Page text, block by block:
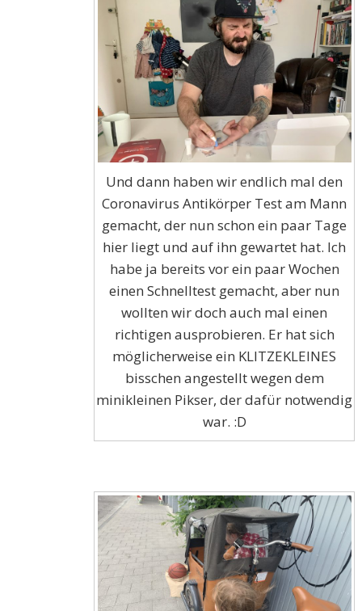
Und dann haben wir endlich mal den
Coronavirus Antikörper Test am Mann
gemacht, der nun schon ein paar Tage
hier liegt und auf ihn gewartet hat. Ich
habe ja bereits vor ein paar Wochen
einen Schnelltest gemacht, aber nun
wollten wir doch auch mal einen
richtigen ausprobieren. Er hat sich
möglicherweise ein KLITZEKLEINES
bisschen angestellt wegen dem
minikleinen Pikser, der dafür notwendig
war. :D